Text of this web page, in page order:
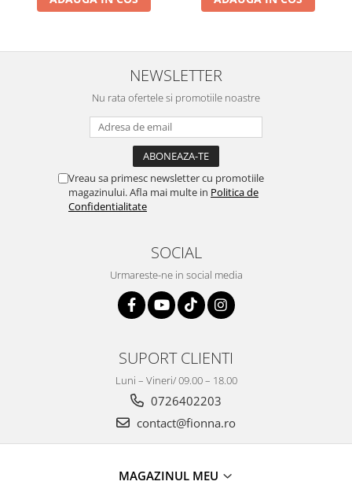
NEWSLETTER
Nu rata ofertele si promotiile noastre
Vreau sa primesc newsletter cu promotiile
magazinului. Afla mai multe in Politica de
Confidentialitate
SOCIAL
Urmareste-ne in social media
SUPORT CLIENTI
Luni – Vineri/ 09.00 – 18.00
0726402203
contact@fionna.ro
MAGAZINUL MEU